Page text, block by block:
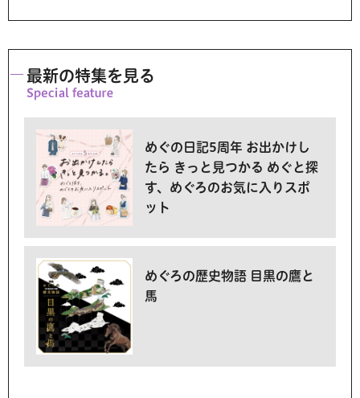
最新の特集を見る
めぐの日記5周年 お出かけし
たら きっと見つかる めぐと探
す、めぐろのお気に入りスポ
ット
めぐろの歴史物語 目黒の鷹と
馬